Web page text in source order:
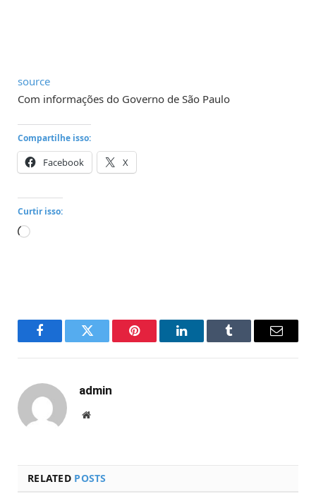
source
Com informações do Governo de São Paulo
Compartilhe isso:
Facebook X
Curtir isso:
Carregando...
FacebookTwitter Pinterest LinkedInTumblr Email
admin
Website
RELATED POSTS